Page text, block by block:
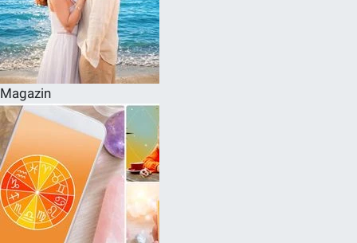
Magazin